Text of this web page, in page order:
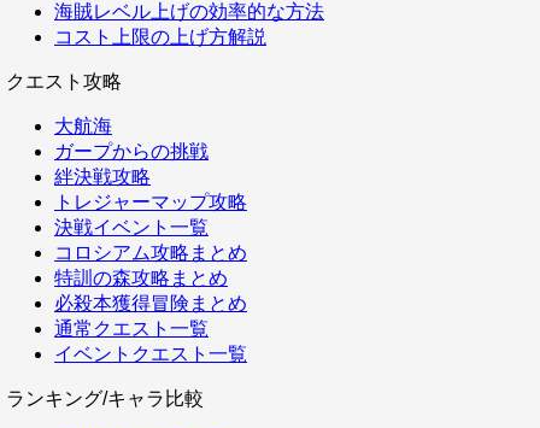
海賊レベル上げの効率的な方法
コスト上限の上げ方解説
クエスト攻略
大航海
ガープからの挑戦
絆決戦攻略
トレジャーマップ攻略
決戦イベント一覧
コロシアム攻略まとめ
特訓の森攻略まとめ
必殺本獲得冒険まとめ
通常クエスト一覧
イベントクエスト一覧
ランキング/キャラ比較